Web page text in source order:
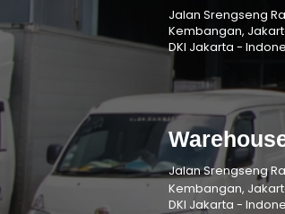
Jalan Srengseng
Kembangan,
DKI Jakarta -
Jalan Srengseng
Kembangan,
DKI Jakarta -